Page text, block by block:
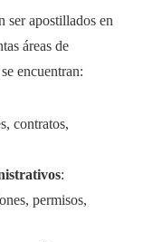
ser apostillados en
áreas de
encuentran:
contratos,
:
permisos,